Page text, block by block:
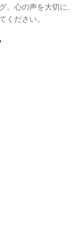
。心の声を大切に、
ください。